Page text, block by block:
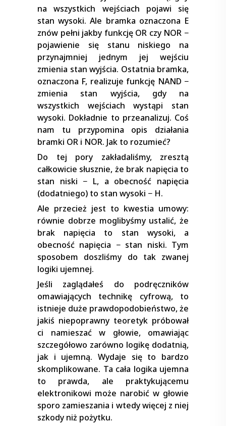
na wszystkich wejściach pojawi się
stan wysoki. Ale bramka oznaczona E
znów pełni jakby funkcję OR czy NOR −
pojawienie się stanu niskiego na
przynajmniej jednym jej wejściu
zmienia stan wyjścia. Ostatnia bramka,
oznaczona F, realizuje funkcję NAND −
zmienia stan wyjścia, gdy na
wszystkich wejściach wystąpi stan
wysoki. Dokładnie to przeanalizuj. Coś
nam tu przypomina opis działania
bramki OR i NOR. Jak to rozumieć?
Do tej pory zakładaliśmy, zresztą
całkowicie słusznie, że brak napięcia to
stan niski − L, a obecność napięcia
(dodatniego) to stan wysoki − H.
Ale przecież jest to kwestia umowy:
równie dobrze moglibyśmy ustalić, że
brak napięcia to stan wysoki, a
obecność napięcia − stan niski. Tym
sposobem doszliśmy do tak zwanej
logiki ujemnej.
Jeśli zaglądałeś do podręczników
omawiających technikę cyfrową, to
istnieje duże prawdopodobieństwo, że
jakiś niepoprawny teoretyk próbował
ci namieszać w głowie, omawiając
szczegółowo zarówno logikę dodatnią,
jak i ujemną. Wydaje się to bardzo
skomplikowane. Ta cała logika ujemna
to prawda, ale praktykującemu
elektronikowi może narobić w głowie
sporo zamieszania i wtedy więcej z niej
szkody niż pożytku.